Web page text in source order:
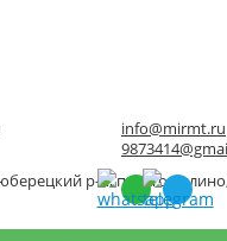
р-н, пос.
info@mirmt.ru
БрОФ7-